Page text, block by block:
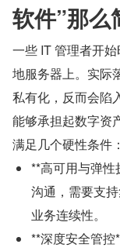
软件”那么
一些 IT 管理者开
地服务器上。实际
私有化，反而会陷
能够承担起数字资
满足几个硬性条件：
**高可用与弹
沟通，需要支
业务连续性。
**深度安全管